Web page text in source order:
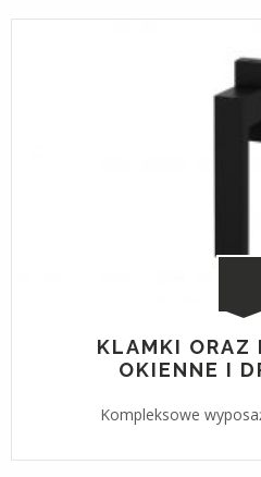
KLAMKI ORAZ
OKIENNE I
Kompleksowe